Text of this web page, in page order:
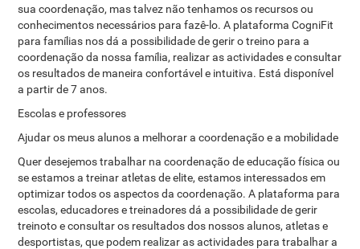
sua coordenação, mas talvez não tenhamos os recursos ou
conhecimentos necessários para fazê-lo. A plataforma CogniFit
para famílias nos dá a possibilidade de gerir o treino para a
coordenação da nossa família, realizar as actividades e consultar
os resultados de maneira confortável e intuitiva. Está disponível
a partir de 7 anos.
Escolas e professores
Ajudar os meus alunos a melhorar a coordenação e a mobilidade
Quer desejemos trabalhar na coordenação de educação física ou
se estamos a treinar atletas de elite, estamos interessados ​​em
optimizar todos os aspectos da coordenação. A plataforma para
escolas, educadores e treinadores dá a possibilidade de gerir
treinoto e consultar os resultados dos nossos alunos, atletas e
desportistas, que podem realizar as actividades para trabalhar a